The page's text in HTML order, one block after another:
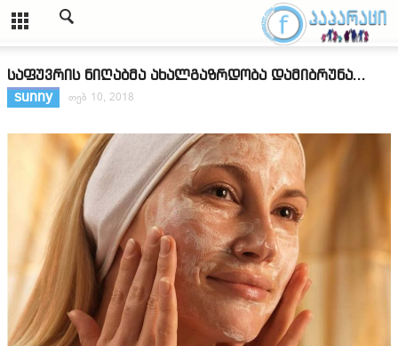
საფუვრის ნიღაბმა ახალგაზრდობა დამიბრუნა...
sunny
თებ 10, 2018